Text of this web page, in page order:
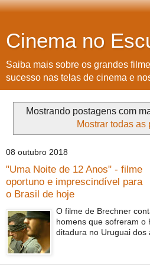
Cinema no
Saiba mais sobre os grandes
sucesso nas telas de cinema e
Mostrando postagens com
Mostrar todas as
08 outubro 2018
"Uma Noite de 12 Anos" - filme
oportuno e imprescindível para
o Brasil de hoje
O filme de Brechner
homens que sofreram o
ditadura no Uruguai dos